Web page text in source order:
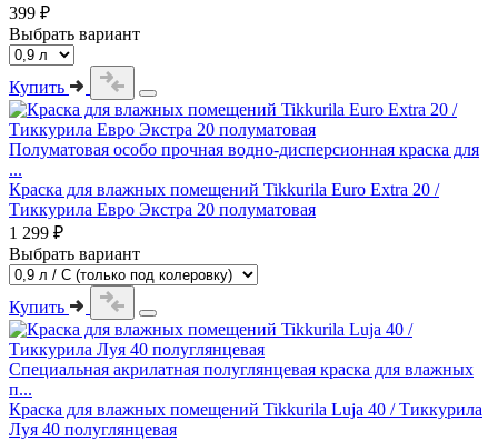
399 ₽
Выбрать вариант
Купить
Полуматовая особо прочная водно-дисперсионная краска для
...
Краска для влажных помещений Tikkurila Euro Extra 20 /
Тиккурила Евро Экстра 20 полуматовая
1 299 ₽
Выбрать вариант
Купить
Специальная акрилатная полуглянцевая краска для влажных
п...
Краска для влажных помещений Tikkurila Luja 40 / Тиккурила
Луя 40 полуглянцевая